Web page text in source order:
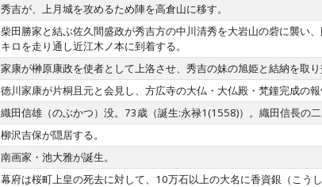
秀吉が、上月城を攻めるため陣を高倉山に移す。
柴田勝家と結ぶ佐久間盛政が秀吉方の中川清秀を大岩山の砦に襲い
キロを走り通し近江木ノ本に到着する。
家康が榊原康政を使者として上洛させ、秀吉の妹の旭姫と結納を取り
徳川家康が片桐且元と会見し、方広寺の大仏・大仏殿・梵鐘完成の
織田信雄（のぶかつ）没。73歳（誕生:永禄1(1558)）。織田信長の二
柳沢吉保が隠居する。
南画家・池大雅が誕生。
幕府は桜町上皇の死去に対して、10万石以上の大名に香資銀（こう